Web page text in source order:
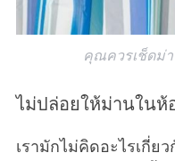
คุณควรเช็ดม่
ไม่ปล่อยให้ม่านใน
เรามักไม่คิดอะไรเกี่ย